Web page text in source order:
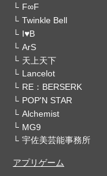
F∞F
Twinkle Bell
I♥B
ArS
天上天下
Lancelot
RE：BERSERK
POP'N STAR
Alchemist
MG9
宇佐美芸能事務所
アプリゲーム